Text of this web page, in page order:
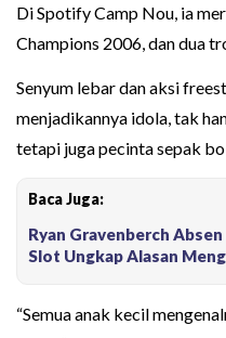
Di Spotify Camp Nou, ia
Champions 2006, dan dua
Senyum lebar dan aksi
menjadikannya idola, tak
tetapi juga pecinta sepak
Baca Juga:
Ryan Gravenberch
Slot Ungkap Alasan
“Semua anak kecil